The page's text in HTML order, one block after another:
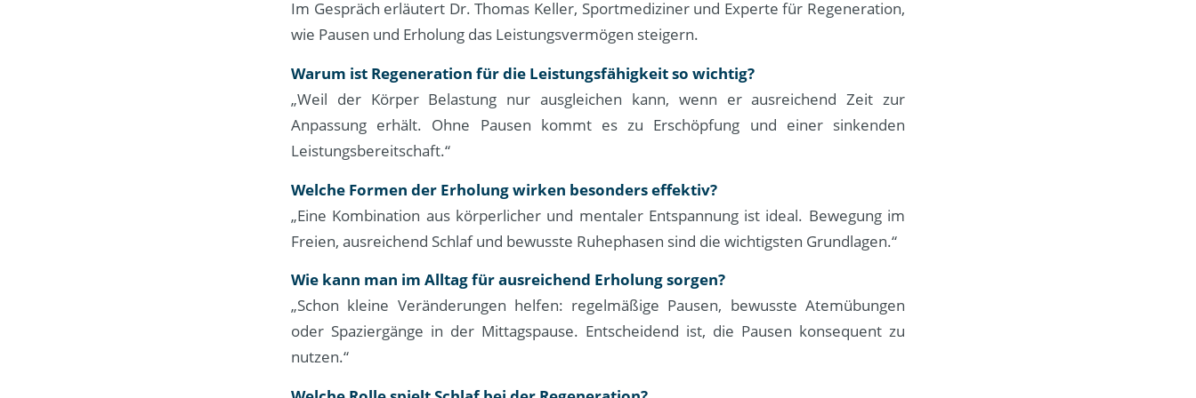
Im Gespräch erläutert Dr. Thomas Keller, Sportmediziner und Experte für Regeneration,
wie Pausen und Erholung das Leistungsvermögen steigern.
Warum ist Regeneration für die Leistungsfähigkeit so wichtig?
„Weil der Körper Belastung nur ausgleichen kann, wenn er ausreichend Zeit zur
Anpassung erhält. Ohne Pausen kommt es zu Erschöpfung und einer sinkenden
Leistungsbereitschaft.“
Welche Formen der Erholung wirken besonders effektiv?
„Eine Kombination aus körperlicher und mentaler Entspannung ist ideal. Bewegung im
Freien, ausreichend Schlaf und bewusste Ruhephasen sind die wichtigsten Grundlagen.“
Wie kann man im Alltag für ausreichend Erholung sorgen?
„Schon kleine Veränderungen helfen: regelmäßige Pausen, bewusste Atemübungen
oder Spaziergänge in der Mittagspause. Entscheidend ist, die Pausen konsequent zu
nutzen.“